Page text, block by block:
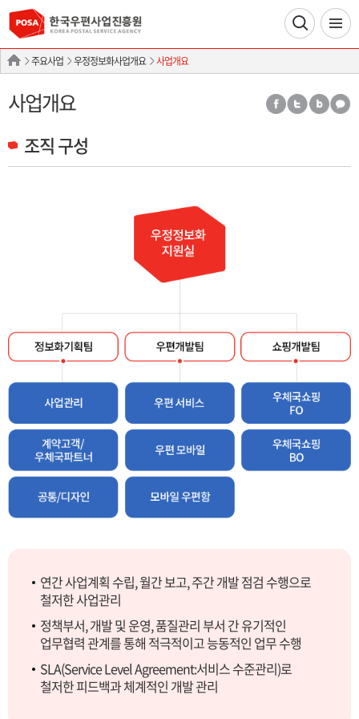
주요사업 우정정보화사업개요 사업개요
사업개요
조직 구성
연간 사업계획 수립, 월간 보고, 주간 개발 점검 수행으로
철저한 사업관리
정책부서, 개발 및 운영, 품질관리 부서 간 유기적인
업무협력 관계를 통해 적극적이고 능동적인 업무 수행
SLA(Service Level Agreement:서비스 수준관리)로
철저한 피드백과 체계적인 개발 관리